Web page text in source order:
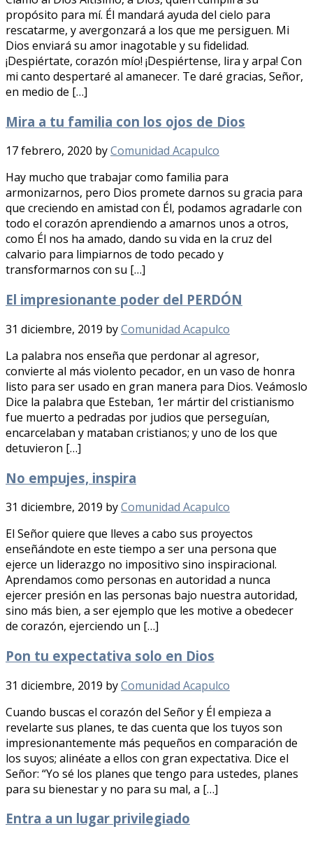
propósito para mí. Él mandará ayuda del cielo para
rescatarme, y avergonzará a los que me persiguen. Mi
Dios enviará su amor inagotable y su fidelidad.
¡Despiértate, corazón mío! ¡Despiértense, lira y arpa! Con
mi canto despertaré al amanecer. Te daré gracias, Señor,
en medio de […]
Mira a tu familia con los ojos de Dios
17 febrero, 2020 byComunidad Acapulco
Hay mucho que trabajar como familia para
armonizarnos, pero Dios promete darnos su gracia para
que creciendo en amistad con Él, podamos agradarle con
todo el corazón aprendiendo a amarnos unos a otros,
como Él nos ha amado, dando su vida en la cruz del
calvario para limpiarnos de todo pecado y
transformarnos con su […]
El impresionante poder del PERDÓN
31 diciembre, 2019 byComunidad Acapulco
La palabra nos enseña que perdonar al agresor,
convierte al más violento pecador, en un vaso de honra
listo para ser usado en gran manera para Dios. Veámoslo
Dice la palabra que Esteban, 1er mártir del cristianismo
fue muerto a pedradas por judios que perseguían,
encarcelaban y mataban cristianos; y uno de los que
detuvieron […]
No empujes, inspira
31 diciembre, 2019 byComunidad Acapulco
El Señor quiere que lleves a cabo sus proyectos
enseñándote en este tiempo a ser una persona que
ejerce un liderazgo no impositivo sino inspiracional.
Aprendamos como personas en autoridad a nunca
ejercer presión en las personas bajo nuestra autoridad,
sino más bien, a ser ejemplo que les motive a obedecer
de corazón, ejerciendo un […]
Pon tu expectativa solo en Dios
31 diciembre, 2019 byComunidad Acapulco
Cuando buscas el corazón del Señor y Él empieza a
revelarte sus planes, te das cuenta que los tuyos son
impresionantemente más pequeños en comparación de
los suyos; alinéate a ellos con gran expectativa. Dice el
Señor: “Yo sé los planes que tengo para ustedes, planes
para su bienestar y no para su mal, a […]
Entra a un lugar privilegiado